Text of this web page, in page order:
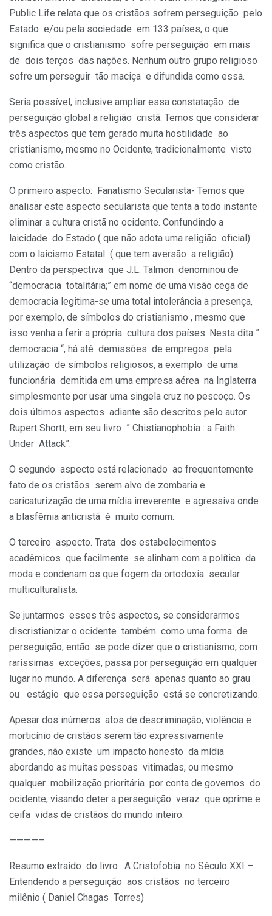
Public Life relata que os cristãos sofrem perseguição pelo
Estado e/ou pela sociedade em 133 países, o que
significa que o cristianismo sofre perseguição em mais
de dois terços das nações. Nenhum outro grupo religioso
sofre um perseguir tão maciça e difundida como essa.
Seria possível, inclusive ampliar essa constatação de
perseguição global a religião cristã. Temos que considerar
três aspectos que tem gerado muita hostilidade ao
cristianismo, mesmo no Ocidente, tradicionalmente visto
como cristão.
O primeiro aspecto: Fanatismo Secularista- Temos que
analisar este aspecto secularista que tenta a todo instante
eliminar a cultura cristã no ocidente. Confundindo a
laicidade do Estado ( que não adota uma religião oficial)
com o laicismo Estatal ( que tem aversão a religião).
Dentro da perspectiva que J.L. Talmon denominou de
“democracia totalitária;” em nome de uma visão cega de
democracia legitima-se uma total intolerância a presença,
por exemplo, de símbolos do cristianismo , mesmo que
isso venha a ferir a própria cultura dos países. Nesta dita ”
democracia “, há até demissões de empregos pela
utilização de símbolos religiosos, a exemplo de uma
funcionária demitida em uma empresa aérea na Inglaterra
simplesmente por usar uma singela cruz no pescoço. Os
dois últimos aspectos adiante são descritos pelo autor
Rupert Shortt, em seu livro ” Chistianophobia : a Faith
Under Attack”.
O segundo aspecto está relacionado ao frequentemente
fato de os cristãos serem alvo de zombaria e
caricaturização de uma mídia irreverente e agressiva onde
a blasfêmia anticristã é muito comum.
O terceiro aspecto. Trata dos estabelecimentos
acadêmicos que facilmente se alinham com a política da
moda e condenam os que fogem da ortodoxia secular
multiculturalista.
Se juntarmos esses três aspectos, se considerarmos
discristianizar o ocidente também como uma forma de
perseguição, então se pode dizer que o cristianismo, com
raríssimas exceções, passa por perseguição em qualquer
lugar no mundo. A diferença será apenas quanto ao grau
ou estágio que essa perseguição está se concretizando.
Apesar dos inúmeros atos de descriminação, violência e
morticínio de cristãos serem tão expressivamente
grandes, não existe um impacto honesto da mídia
abordando as muitas pessoas vitimadas, ou mesmo
qualquer mobilização prioritária por conta de governos do
ocidente, visando deter a perseguição veraz que oprime e
ceifa vidas de cristãos do mundo inteiro.
————–
Resumo extraído do livro : A Cristofobia no Século XXI –
Entendendo a perseguição aos cristãos no terceiro
milênio ( Daniel Chagas Torres)